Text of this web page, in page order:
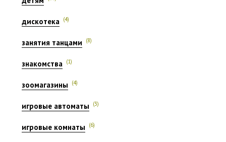
дискотека (4)
занятия танцами (8)
знакомства (1)
зоомагазины (4)
игровые автоматы (3)
игровые комнаты (6)